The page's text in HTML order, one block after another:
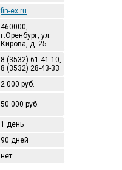
fin-ex.ru
460000,
г.Оренбург, ул.
Кирова, д. 25
8 (3532) 61-41-10,
8 (3532) 28-43-33
2 000 руб.
50 000 руб.
1 день
90 дней
нет